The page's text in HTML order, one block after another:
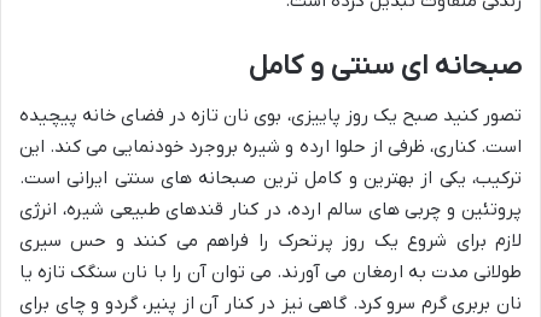
صبحانه ای سنتی و کامل
تصور کنید صبح یک روز پاییزی، بوی نان تازه در فضای خانه پیچیده
است. کناری، ظرفی از حلوا ارده و شیره بروجرد خودنمایی می کند. این
ترکیب، یکی از بهترین و کامل ترین صبحانه های سنتی ایرانی است.
پروتئین و چربی های سالم ارده، در کنار قندهای طبیعی شیره، انرژی
لازم برای شروع یک روز پرتحرک را فراهم می کنند و حس سیری
طولانی مدت به ارمغان می آورند. می توان آن را با نان سنگک تازه یا
نان بربری گرم سرو کرد. گاهی نیز در کنار آن از پنیر، گردو و چای برای